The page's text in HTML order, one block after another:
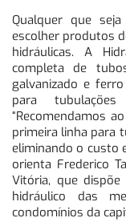
Qualquer que
escolher produtos
hidráulicas. A
completa de
galvanizado e
para
“Recomendamos
primeira linha para
eliminando o custo
orienta Frederico
Vitória, que
hidráulico das
condomínios da